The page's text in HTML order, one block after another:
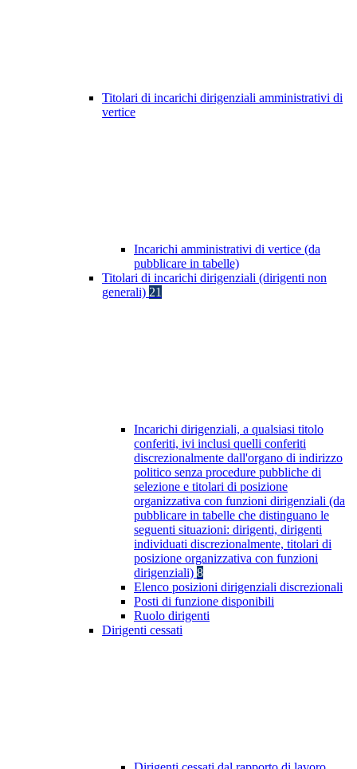
Titolari di incarichi dirigenziali amministrativi di
vertice
Incarichi amministrativi di vertice (da
pubblicare in tabelle)
Titolari di incarichi dirigenziali (dirigenti non
generali) 21
Incarichi dirigenziali, a qualsiasi titolo
conferiti, ivi inclusi quelli conferiti
discrezionalmente dall'organo di indirizzo
politico senza procedure pubbliche di
selezione e titolari di posizione
organizzativa con funzioni dirigenziali (da
pubblicare in tabelle che distinguano le
seguenti situazioni: dirigenti, dirigenti
individuati discrezionalmente, titolari di
posizione organizzativa con funzioni
dirigenziali) 8
Elenco posizioni dirigenziali discrezionali
Posti di funzione disponibili
Ruolo dirigenti
Dirigenti cessati